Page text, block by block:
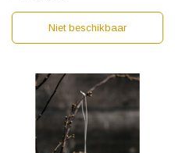
Niet beschikbaar